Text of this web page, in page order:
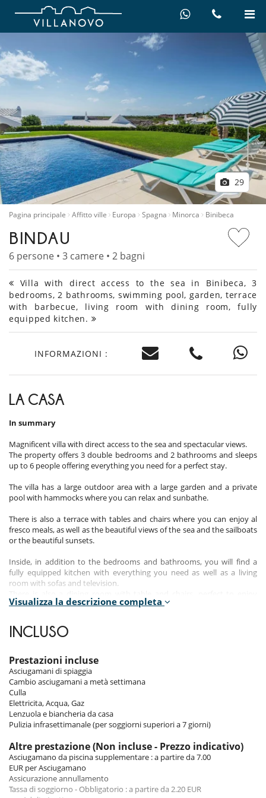
29
Pagina principale Affitto ville Europa Spagna Minorca Binibeca
BINDAU
6 persone • 3 camere • 2 bagni
Villa with direct access to the sea in Binibeca, 3
bedrooms, 2 bathrooms, swimming pool, garden, terrace
with barbecue, living room with dining room, fully
equipped kitchen.
INFORMAZIONI :
LA CASA
In summary
Magnificent villa with direct access to the sea and spectacular views.
The property offers 3 double bedrooms and 2 bathrooms and sleeps
up to 6 people offering everything you need for a perfect stay.
The villa has a large outdoor area with a large garden and a private
pool with hammocks where you can relax and sunbathe.
There is also a terrace with tables and chairs where you can enjoy al
fresco meals, as well as the beautiful views of the sea and the sailboats
or the beautiful sunsets.
Inside, in addition to the bedrooms and bathrooms, you will find a
fully equipped kitchen with everything you need as well as a living
room with sofas and television.
moments with family or friends.
The villa is located on the seafront and just 2 minutes from the
beautiful beach of Binibeca.
Bedrooms
Room 1
Room, Garden level. This bedroom has 1 double bed. Bathroom
ensuite.
Room, Garden level. This bedroom has 2 single bed.
Room 3
Room, Garden level. This bedroom has 2 single bed.
Visualizza la descrizione completa
INCLUSO
Prestazioni incluse
Asciugamani di spiaggia
Cambio asciugamani a metà settimana
Culla
Elettricita, Acqua, Gaz
Lenzuola e biancheria da casa
Pulizia infrasettimanale (per soggiorni superiori a 7 giorni)
Altre prestazione (Non incluse - Prezzo indicativo)
Asciugamano da piscina supplementare : a partire da 7.00
EUR per Asciugamano
Assicurazione annullamento
Tassa di soggiorno - Obbligatorio : a partire da 2.20 EUR